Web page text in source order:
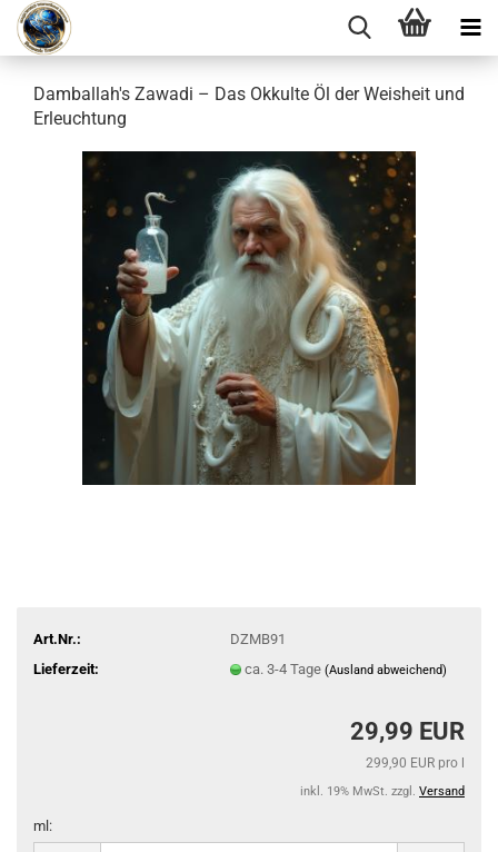
Damballah's Zawadi – Das Okkulte Öl der Weisheit und
Erleuchtung
Art.Nr.:
DZMB91
Lieferzeit:
ca. 3-4 Tage (Ausland abweichend)
29,99 EUR
299,90 EUR pro l
inkl. 19% MwSt. zzgl. Versand
ml: